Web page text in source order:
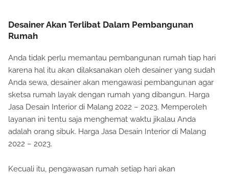
Desainer Akan Terlibat Dalam Pembangunan
Rumah
Anda tidak perlu memantau pembangunan rumah tiap hari
karena hal itu akan dilaksanakan oleh desainer yang sudah
Anda sewa, desainer akan mengawasi pembangunan agar
sketsa rumah layak dengan rumah yang dibangun. Harga
Jasa Desain Interior di Malang 2022 – 2023. Memperoleh
layanan ini tentu saja menghemat waktu jikalau Anda
adalah orang sibuk. Harga Jasa Desain Interior di Malang
2022 – 2023.
Kecuali itu, pengawasan rumah setiap hari akan